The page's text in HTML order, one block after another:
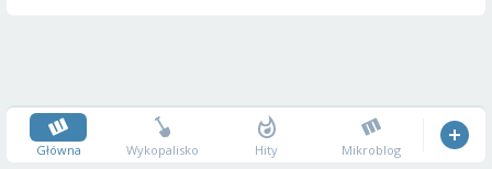
Główna Wykopalisko Hity Mikroblog